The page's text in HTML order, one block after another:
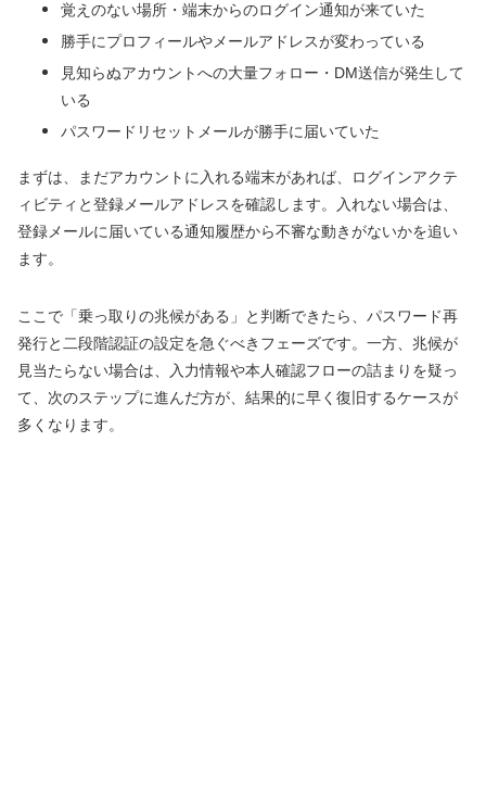
覚えのない場所・端末からのログイン通知が来ていた
勝手にプロフィールやメールアドレスが変わっている
見知らぬアカウントへの大量フォロー・DM送信が発生して
いる
パスワードリセットメールが勝手に届いていた
まずは、まだアカウントに入れる端末があれば、ログインアクテ
ィビティと登録メールアドレスを確認します。入れない場合は、
登録メールに届いている通知履歴から不審な動きがないかを追い
ます。
ここで「乗っ取りの兆候がある」と判断できたら、パスワード再
発行と二段階認証の設定を急ぐべきフェーズです。一方、兆候が
見当たらない場合は、入力情報や本人確認フローの詰まりを疑っ
て、次のステップに進んだ方が、結果的に早く復旧するケースが
多くなります。